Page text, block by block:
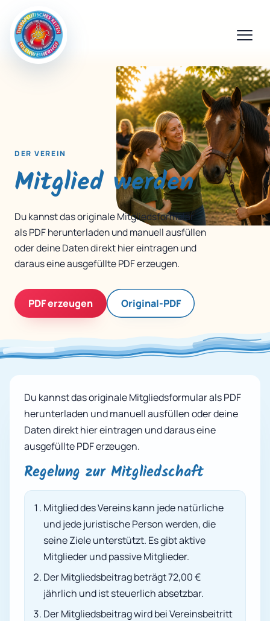
DER VEREIN
Mitglied werden
Du kannst das originale Mitgliedsformular
als PDF herunterladen und manuell ausfüllen
oder deine Daten direkt hier eintragen und
daraus eine ausgefüllte PDF erzeugen.
PDF erzeugen Original-PDF
Du kannst das originale Mitgliedsformular als PDF
herunterladen und manuell ausfüllen oder deine
Daten direkt hier eintragen und daraus eine
ausgefüllte PDF erzeugen.
Regelung zur Mitgliedschaft
Mitglied des Vereins kann jede natürliche
und jede juristische Person werden, die
seine Ziele unterstützt. Es gibt aktive
Mitglieder und passive Mitglieder.
Der Mitgliedsbeitrag beträgt 72,00 €
jährlich und ist steuerlich absetzbar.
Der Mitgliedsbeitrag wird bei Vereinsbeitritt